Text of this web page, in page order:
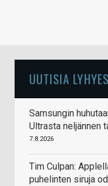
UUTISIA
Samsungin
Ultrasta neljännen
7.8.2026
Tim Culpan:
puhelinten siruja